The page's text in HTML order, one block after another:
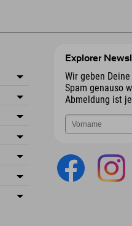
Explorer
Wir geben
Spam genauso
Abmeldung ist